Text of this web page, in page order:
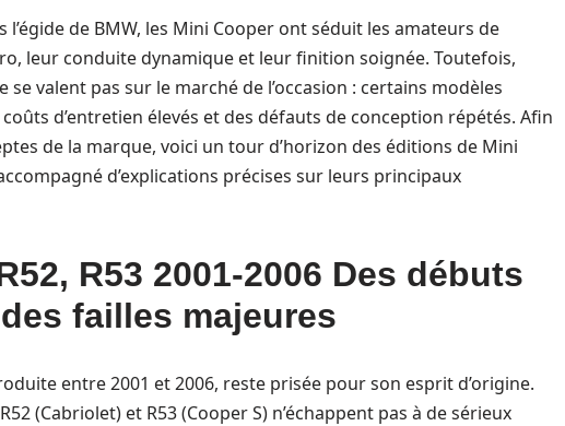
de BMW, les Mini Cooper ont séduit les amateurs de
leur conduite dynamique et leur finition soignée. Toutefois,
valent pas sur le marché de l’occasion : certains modèles
d’entretien élevés et des défauts de conception répétés. Afin
de la marque, voici un tour d’horizon des éditions de Mini
d’explications précises sur leurs principaux
R53 2001-2006 Des débuts
failles majeures
entre 2001 et 2006, reste prisée pour son esprit d’origine.
(Cabriolet) et R53 (Cooper S) n’échappent pas à de sérieux